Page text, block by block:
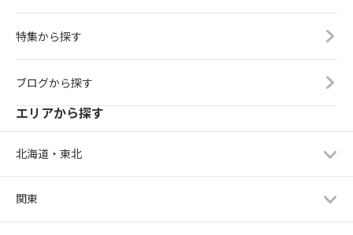
特集から探す
ブログから探す
エリアから探す
北海道・東北
関東